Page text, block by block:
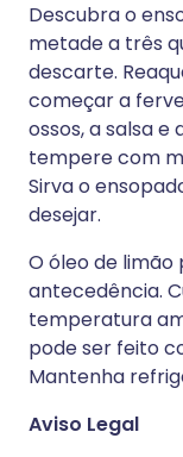
Descubra o
metade a três
descarte.
começar a
ossos, a salsa e
tempere com
Sirva o
desejar.
O óleo de limão
antecedência.
temperatura
pode ser feito
Mantenha
Aviso Legal